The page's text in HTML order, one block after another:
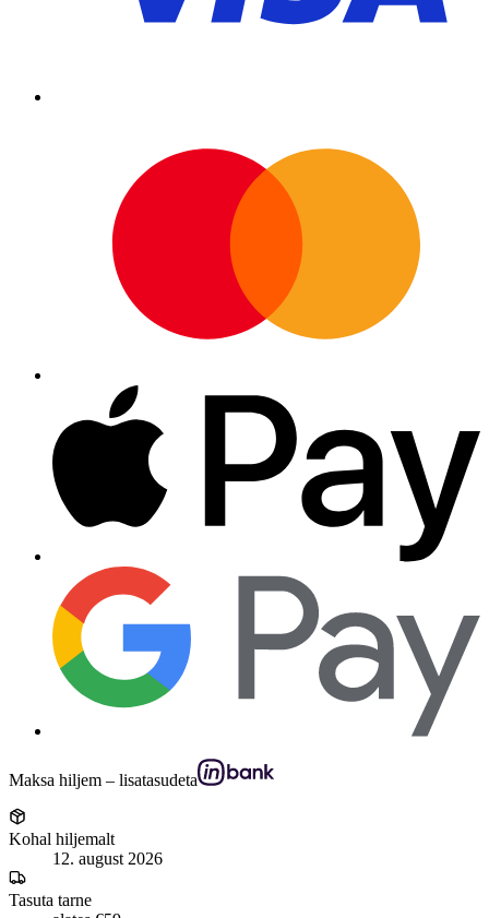
Maksa hiljem – lisatasudeta
Kohal hiljemalt
12. august 2026
Tasuta tarne